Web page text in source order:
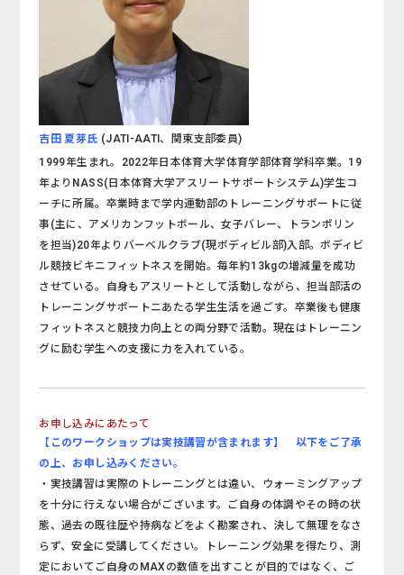
吉田 夏芽 氏 (JATI-AATI、関東支部委員)
1999年生まれ。2022年日本体育大学体育学部体育学科卒業。19
年よりNASS(日本体育大学アスリートサポートシステム)学生コ
ーチに所属。卒業時まで学内運動部のトレーニングサポートに従
事(主に、アメリカンフットボール、女子バレー、トランポリン
を担当)20年よりバーベルクラブ(現ボディビル部)入部。ボディビ
ル競技ビキニフィットネスを開始。毎年約13kgの増減量を成功
させている。自身もアスリートとして活動しながら、担当部活の
トレーニングサポートニあたる学生生活を過ごす。卒業後も健康
フィットネスと競技力向上との両分野で活動。現在はトレーニン
グに励む学生への支援に力を入れている。
お申し込みにあたって
【このワークショップは実技講習が含まれます】 以下をご了承
の上、お申し込みください。
・実技講習は実際のトレーニングとは違い、ウォーミングアップ
を十分に行えない場合がございます。ご自身の体調やその時の状
態、過去の既往歴や持病などをよく勘案され、決して無理をなさ
らず、安全に受講してください。トレーニング効果を得たり、測
定においてご自身のMAXの数値を出すことが目的ではなく、ご